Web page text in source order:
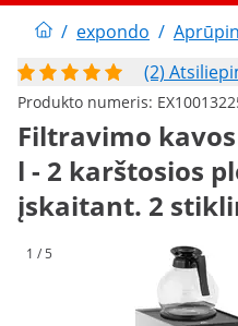
/ expondo /
(2)
Produkto numeris:
Filtravimo
l - 2 karštosios
įskaitant. 2
1 / 5